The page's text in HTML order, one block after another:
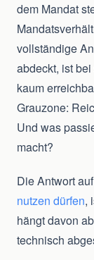
dem Mandat
vollständige
abdeckt, ist
kaum
Grauzone:
Und was
macht?
Die Antwort
nutzen dürfen,
hängt davon
technisch